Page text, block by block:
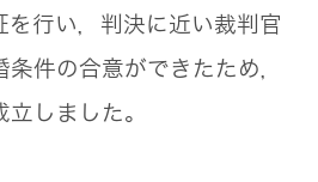
を行い，判決に近い裁判官
件の合意ができたため，
しました。